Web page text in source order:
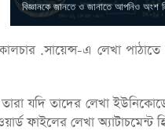
বিজ্ঞানকে জানতে ও জানাতে আপনিও অংশ
.সায়েন্স-এ লেখা পাঠাতে
তারা যদি তাদের লেখা
ফাইলের লেখা অ্যাটাচমেন্ট